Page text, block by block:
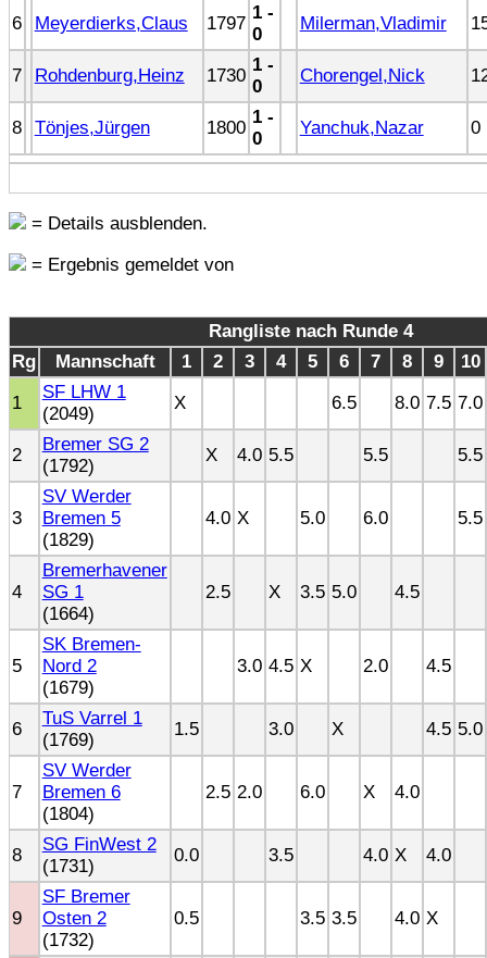
6 Meyerdierks,Claus 1797
1 -
0
Milerman,Vladimir
7 Rohdenburg,Heinz 1730
1 -
0
Chorengel,Nick
8 Tönjes,Jürgen 1800
1 -
0
Yanchuk,Nazar 0
= Details ausblenden.
= Ergebnis gemeldet von
Rangliste nach Runde 4
Rg
Mannschaft 1 2 3 4 5 6 7 8 9
10
1
SF LHW 1
(2049)
X 6.5 8.0 7.5 7.0
2
Bremer SG 2
(1792)
X 4.0 5.5 5.5 5.5
3
SV Werder
Bremen 5
(1829)
4.0 X 5.0 6.0 5.5
4
Bremerhavener
SG 1
(1664)
2.5 X 3.5 5.0 4.5
5
SK Bremen-
Nord 2
(1679)
3.0 4.5 X 2.0 4.5
6
TuS Varrel 1
(1769)
1.5 3.0 X 4.5 5.0
7
SV Werder
Bremen 6
(1804)
2.5 2.0 6.0 X 4.0
8
SG FinWest 2
(1731)
0.0 3.5 4.0 X 4.0
9
SF Bremer
Osten 2
(1732)
0.5 3.5 3.5 4.0 X